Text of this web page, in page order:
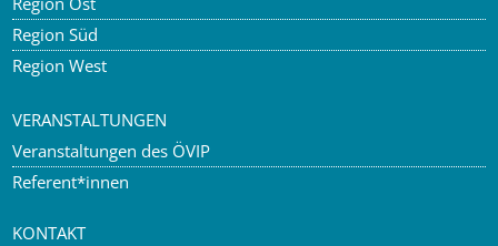
Region Süd
Region West
VERANSTALTUNGEN
Veranstaltungen des ÖVIP
Referent*innen
KONTAKT